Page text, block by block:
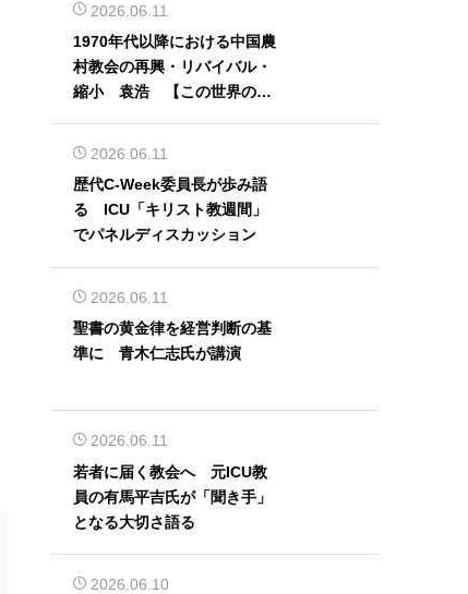
2026.06.11
1970年代以降における中国農
村教会の再興・リバイバル・
縮小 袁浩 【この世界の片
2026.06.11
歴代C-Week委員長が歩み語
る ICU「キリスト教週間」
でパネルディスカッション
2026.06.11
聖書の黄金律を経営判断の基
準に 青木仁志氏が講演
2026.06.11
若者に届く教会へ 元ICU教
員の有馬平吉氏が「聞き手」
となる大切さ語る
2026.06.10